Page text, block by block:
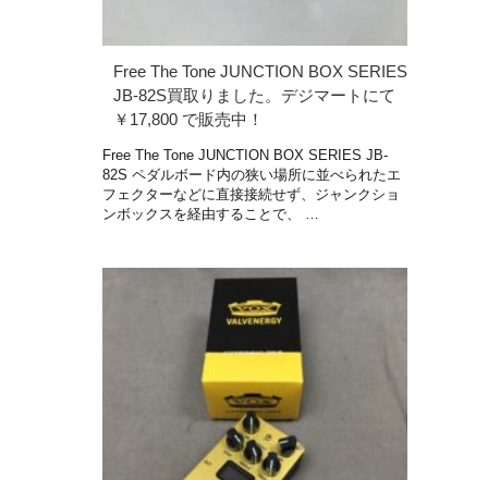
Free The Tone JUNCTION BOX SERIES
JB-82S買取りました。デジマートにて
￥17,800 で販売中！
Free The Tone JUNCTION BOX SERIES JB-
82S ペダルボード内の狭い場所に並べられたエ
フェクターなどに直接接続せず、ジャンクショ
ンボックスを経由することで、 …